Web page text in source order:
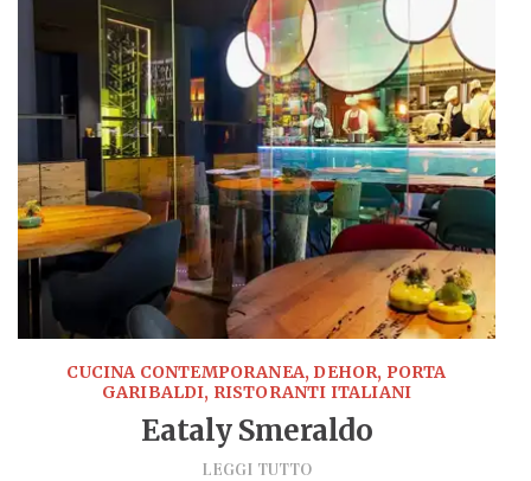
CUCINA CONTEMPORANEA, DEHOR, PORTA
GARIBALDI, RISTORANTI ITALIANI
Eataly Smeraldo
LEGGI TUTTO